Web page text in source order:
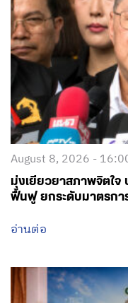
August 8, 2026 -
มุ่งเยียวยาสภาพจิตใจ
ฟื้นฟู ยกระดับมาตรก
อ่านต่อ